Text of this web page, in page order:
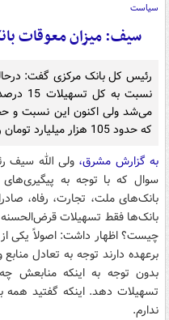
سیاست
سیف: میزان معوقات بانکی به 105 هزار
که حدود 105 هزار میلیارد تومان رسیده است.
به گزارش مشرق، ولی الله سیف
سوال که با توجه به
بانک‌های ملت، تجارت، رفاه،
بانک‌ها فقط تسهیلات
چیست؟ اظهار داشت: اصولاً یکی
برعهده دارند توجه به تعادل
بدون توجه به اینکه منابعش
تسهیلات دهد. اینکه گفتید همه
ندارم.